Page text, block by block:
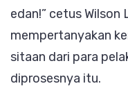
edan!” cetus Wilson
mempertanyakan
sitaan dari para
diprosesnya itu.